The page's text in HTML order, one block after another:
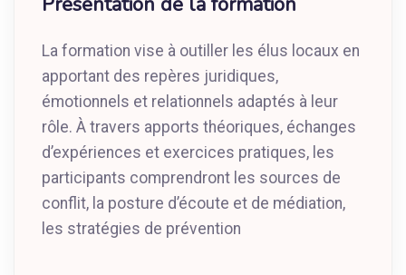
La formation vise à outiller les élus locaux en
apportant des repères juridiques,
émotionnels et relationnels adaptés à leur
rôle. À travers apports théoriques, échanges
d’expériences et exercices pratiques, les
participants comprendront les sources de
conflit, la posture d’écoute et de médiation,
les stratégies de prévention